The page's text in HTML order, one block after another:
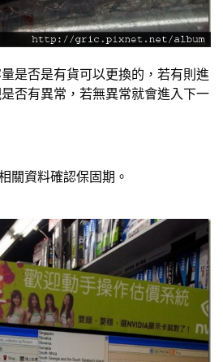
是否是有貨可以更換的，若有則進
否有異常，若無異常就會進入下一
關資料確認保固期。